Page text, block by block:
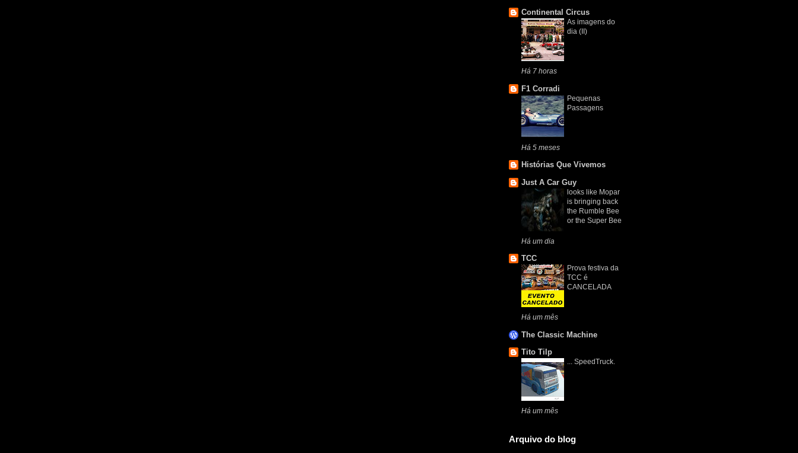
Continental Circus
As imagens do
dia (II)
Há 7 horas
F1 Corradi
Pequenas
Passagens
Há 5 meses
Histórias Que Vivemos
Just A Car Guy
looks like Mopar
is bringing back
the Rumble Bee
or the Super Bee
Há um dia
TCC
Prova festiva da
TCC é
CANCELADA
Há um mês
The Classic Machine
Tito Tilp
... SpeedTruck.
Há um mês
Arquivo do blog